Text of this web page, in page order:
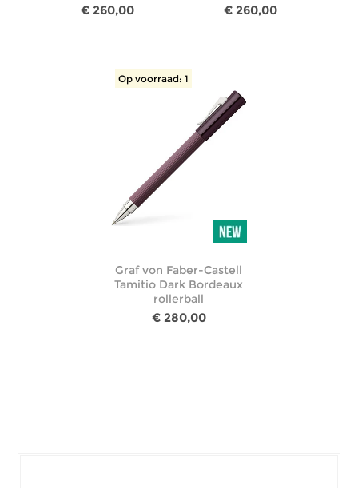
€ 260,00 € 260,00
Op voorraad: 1
Graf von Faber-Castell
Tamitio Dark Bordeaux
rollerball
€ 280,00